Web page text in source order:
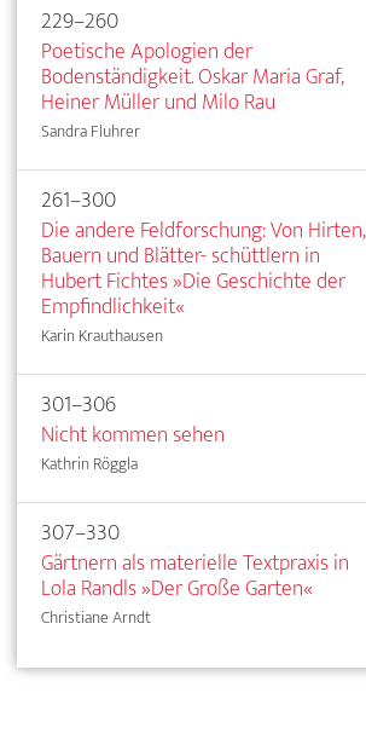
229–260
Poetische Apologien der
Bodenständigkeit. Oskar Maria Graf,
Heiner Müller und Milo Rau
Sandra Fluhrer
261–300
Die andere Feldforschung: Von Hirten,
Bauern und Blätter­- schüttlern in
Hubert Fichtes »Die Geschichte der
Empfindlichkeit«
Karin Krauthausen
301–306
Nicht kommen sehen
Kathrin Röggla
307–330
Gärtnern als materielle Textpraxis in
Lola Randls »Der Große Garten«
Christiane Arndt